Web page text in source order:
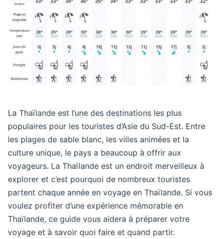
La Thaïlande est l’une des destinations les plus
populaires pour les touristes d’Asie du Sud-Est. Entre
les plages de sable blanc, les villes animées et la
culture unique, le pays a beaucoup à offrir aux
voyageurs. La Thaïlande est un endroit merveilleux à
explorer et c’est pourquoi de nombreux touristes
partent chaque année en voyage en Thaïlande. Si vous
voulez profiter d’une expérience mémorable en
Thaïlande, ce guide vous aidera à préparer votre
voyage et à savoir quoi faire et quand partir.